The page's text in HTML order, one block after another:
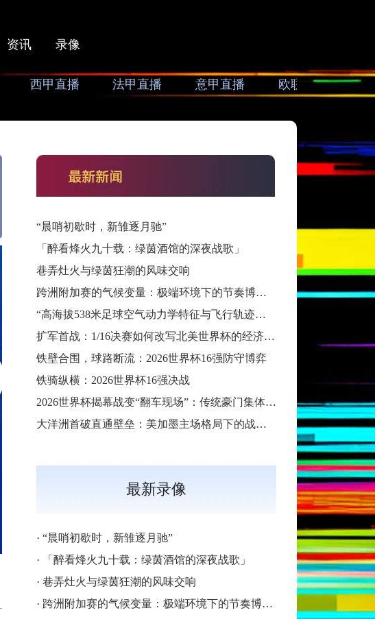
资讯 录像
西甲直播 法甲直播 意甲直播 欧联直播
“晨哨初歇时，新雏逐月驰”
「醉看烽火九十载：绿茵酒馆的深夜战歌」
巷弄灶火与绿茵狂潮的风味交响
跨洲附加赛的气候变量：极端环境下的节奏博弈与战术自适应
“高海拔538米足球空气动力学特征与飞行轨迹调控机制——以2026世界杯BBVA球场为实证场景”
扩军首战：1/16决赛如何改写北美世界杯的经济版图
铁壁合围，球路断流：2026世界杯16强防守博弈
铁骑纵横：2026世界杯16强决战
2026世界杯揭幕战变“翻车现场”：传统豪门集体遇险
大洋洲首破直通壁垒：美加墨主场格局下的战术体系重构
最新录像
· “晨哨初歇时，新雏逐月驰”
·
「醉看烽火九十载：绿茵酒馆的深夜战歌」
· 巷弄灶火与绿茵狂潮的风味交响
· 跨洲附加赛的气候变量：极端环境下的节奏博弈与战术自适应